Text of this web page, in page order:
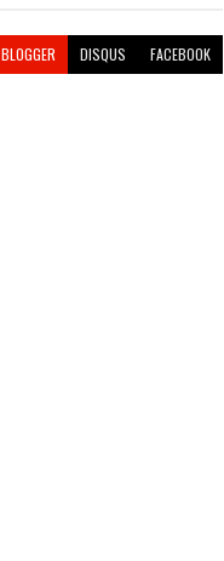
BLOGGER DISQUS FACEBOOK